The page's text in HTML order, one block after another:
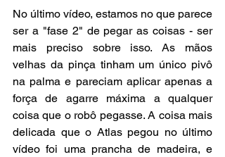
No último vídeo, estamos no que parece
ser a "fase 2" de pegar as coisas - ser
mais preciso sobre isso. As mãos
velhas da pinça tinham um único pivô
na palma e pareciam aplicar apenas a
força de agarre máxima a qualquer
coisa que o robô pegasse. A coisa mais
delicada que o Atlas pegou no último
vídeo foi uma prancha de madeira, e